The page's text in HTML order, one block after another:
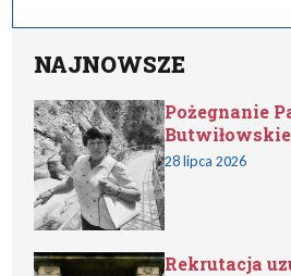
NAJNOWSZE
Pożegnanie
28 lipca 2026
Rekrutacja